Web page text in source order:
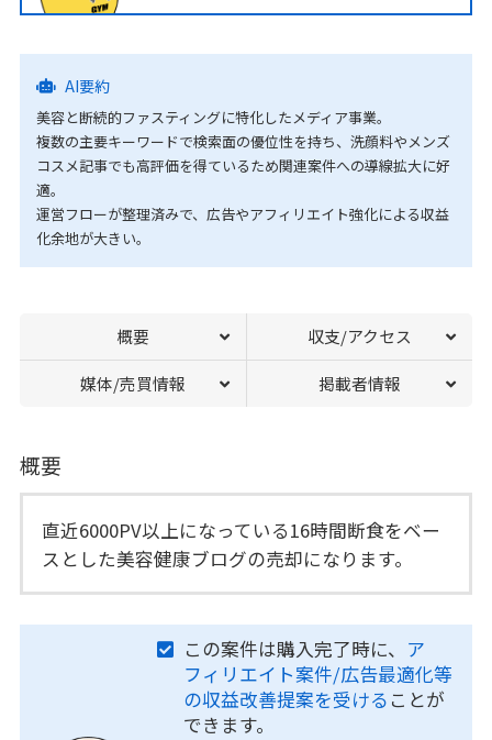
AI要約
美容と断続的ファスティングに特化したメディア事業。
複数の主要キーワードで検索面の優位性を持ち、洗顔料やメンズ
コスメ記事でも高評価を得ているため関連案件への導線拡大に好
適。
運営フローが整理済みで、広告やアフィリエイト強化による収益
化余地が大きい。
概要 収支/アクセス
媒体/売買情報 掲載者情報
概要
直近6000PV以上になっている16時間断食をベー
スとした美容健康ブログの売却になります。
この案件は購入完了時に、 ア
フィリエイト案件/広告最適化等
の収益改善提案を受ける ことが
できます。